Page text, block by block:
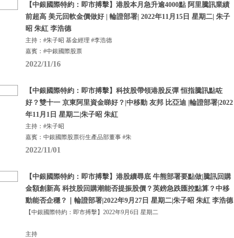
【中銀國際特約：即市搏擊】港股本月急升逾4000點 阿里騰訊業績
前超高 美元回軟金價做好 | 輪證部署| 2022年11月15日 星期二| 朱子
昭 朱紅 李浩德
主持：#朱子昭 基金經理 #李浩德
嘉賓：#中銀國際股票
2022/11/16
【中銀國際特約：即市搏擊】科技股帶領港股反彈 恒指騰訊點咗
好？雙十一 京東阿里資金睇好？|中移動 友邦 比亞迪 |輪證部署|2022
年11月1日 星期二|朱子昭 朱紅
主持：#朱子昭
嘉賓：中銀國際股票衍生產品部董事 #朱
2022/11/01
【中銀國際特約：即市搏擊】港股續尋底 牛熊部署要點做|騰訊回購
金額創新高 科技股回購潮能否提振股價？英鎊急跌匯控點算？中移
動能否企穩？｜輪證部署|2022年9月27日 星期二|朱子昭 朱紅 李浩德
【中銀國際特約：即市搏擊】2022年9月6日 星期二
主持